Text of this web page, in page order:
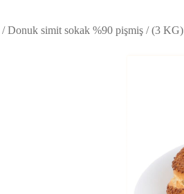
/Donuk simit sokak %90 pişmiş / (3 KG)